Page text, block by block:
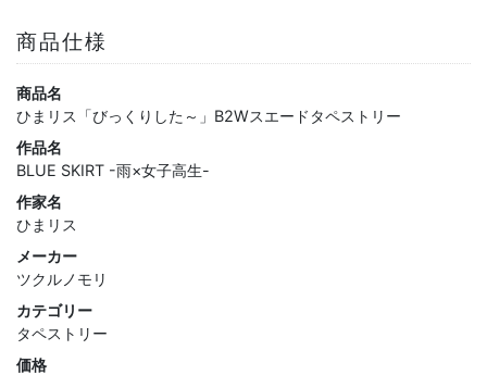
商品仕様
商品名
ひまリス「びっくりした～」B2Wスエードタペストリー
作品名
BLUE SKIRT -雨×女子高生-
作家名
ひまリス
メーカー
ツクルノモリ
カテゴリー
タペストリー
価格